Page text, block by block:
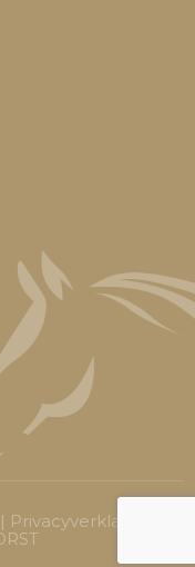
| Privacyverklaring